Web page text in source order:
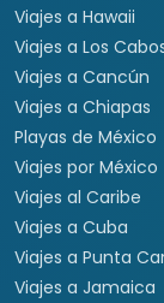
Viajes a Hawaii
Viajes a Los
Viajes a Cancún
Viajes a Chiapas
Playas de México
Viajes por México
Viajes al Caribe
Viajes a Cuba
Viajes a Punta
Viajes a Jamaica